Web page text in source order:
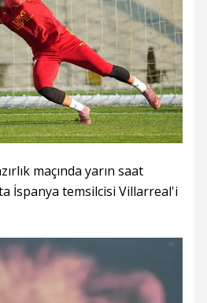
maçında yarın saat
İspanya temsilcisi Villarreal'i